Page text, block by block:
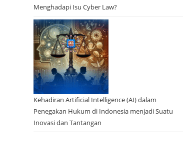
Menghadapi Isu Cyber Law?
Kehadiran Artificial Intelligence (AI) dalam
Penegakan Hukum di Indonesia menjadi Suatu
Inovasi dan Tantangan